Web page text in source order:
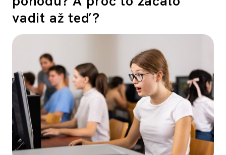
RODINA A DĚTI
PORADNA
vadit až teď?